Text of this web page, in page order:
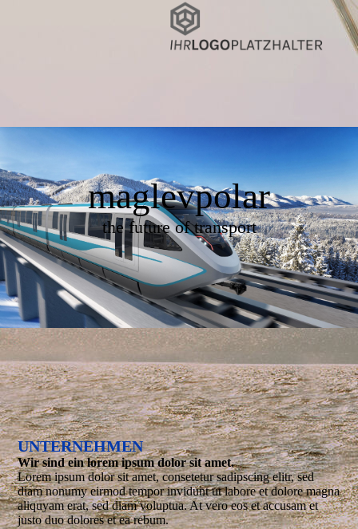
maglevpolar
the future of transport
UNTERNEHMEN
Wir sind ein lorem ipsum dolor sit amet.
Lorem ipsum dolor sit amet, consetetur sadipscing elitr, sed
diam nonumy eirmod tempor invidunt ut labore et dolore magna
aliquyam erat, sed diam voluptua. At vero eos et accusam et
justo duo dolores et ea rebum.